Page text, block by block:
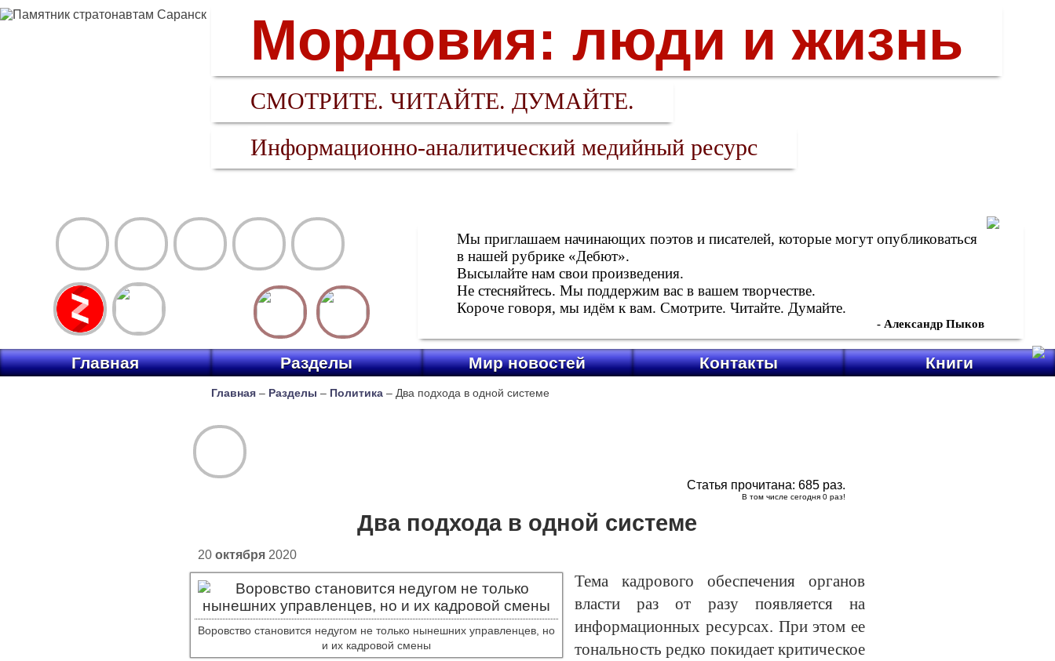
Мордовия: люди и жизнь
СМОТРИТЕ. ЧИТАЙТЕ. ДУМАЙТЕ.
Информационно-аналитический медийный ресурс
Мы приглашаем начинающих поэтов и писателей, которые могут опубликоваться
в нашей рубрике «Дебют».
Высылайте нам свои произведения.
Не стесняйтесь. Мы поддержим вас в вашем творчестве.
Короче говоря, мы идём к вам. Смотрите. Читайте. Думайте.
- Александр Пыков
Главная Разделы Мир новостей Контакты Книги
Главная– Разделы – Политика– Два подхода в одной системе
Статья прочитана:685 раз.
В том числе сегодня0 раз!
Два подхода в одной системе
20 октября2020
Воровство становится недугом не только нынешних управленцев, но
и их кадровой смены
Тема кадрового обеспечения органов
власти раз от разу появляется на
информационных ресурсах. При этом ее
тональность редко покидает критическое